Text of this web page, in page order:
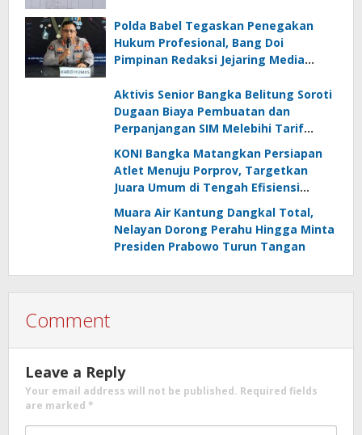
Polda Babel Tegaskan Penegakan
Hukum Profesional, Bang Doi
Pimpinan Redaksi Jejaring Media
Panggilan
Aktivis Senior Bangka Belitung Soroti
Dugaan Biaya Pembuatan dan
Perpanjangan SIM Melebihi Tarif
Resmi, Kapolres Bangka Beri
Tanggapan
KONI Bangka Matangkan Persiapan
Atlet Menuju Porprov, Targetkan
Juara Umum di Tengah Efisiensi
Anggaran
Muara Air Kantung Dangkal Total,
Nelayan Dorong Perahu Hingga Minta
Presiden Prabowo Turun Tangan
Comment
Leave a Reply
Your email address will not be published. Required fields
are marked *